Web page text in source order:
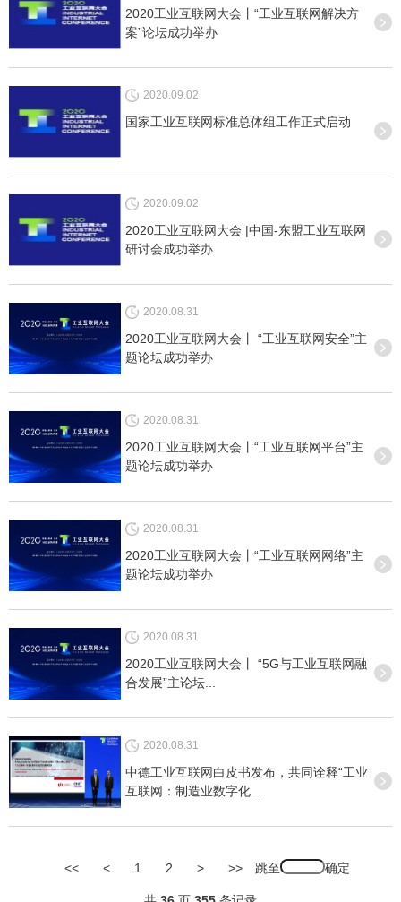
2020工业互联网大会丨“工业互联网解决方
案”论坛成功举办
2020.09.02
国家工业互联网标准总体组工作正式启动
2020.09.02
2020工业互联网大会 |中国-东盟工业互联网
研讨会成功举办
2020.08.31
2020工业互联网大会丨 “工业互联网安全”主
题论坛成功举办
2020.08.31
2020工业互联网大会丨“工业互联网平台”主
题论坛成功举办
2020.08.31
2020工业互联网大会丨“工业互联网网络”主
题论坛成功举办
2020.08.31
2020工业互联网大会丨 “5G与工业互联网融
合发展”主论坛...
2020.08.31
中德工业互联网白皮书发布，共同诠释“工业
互联网：制造业数字化...
<< < 1 2 > >> 跳至